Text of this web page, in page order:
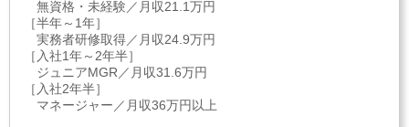
無資格・未経験／月収21.1万円
［半年～1年］
実務者研修取得／月収24.9万円
［入社1年～2年半］
ジュニアMGR／月収31.6万円
［入社2年半］
マネージャー／月収36万円以上